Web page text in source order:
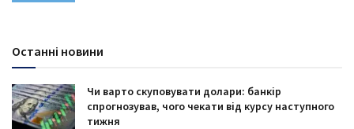
Останні новини
Чи варто скуповувати долари: банкір
спрогнозував, чого чекати від курсу наступного
тижня